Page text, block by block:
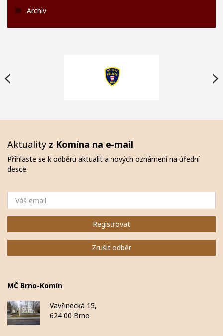
Archiv
Aktuality z Komína na e-mail
Přihlaste se k odběru aktualit a nových oznámení na úřední
desce.
Registrovat
Zrušit odběr
MČ Brno-Komín
Vavřinecká 15,
624 00 Brno